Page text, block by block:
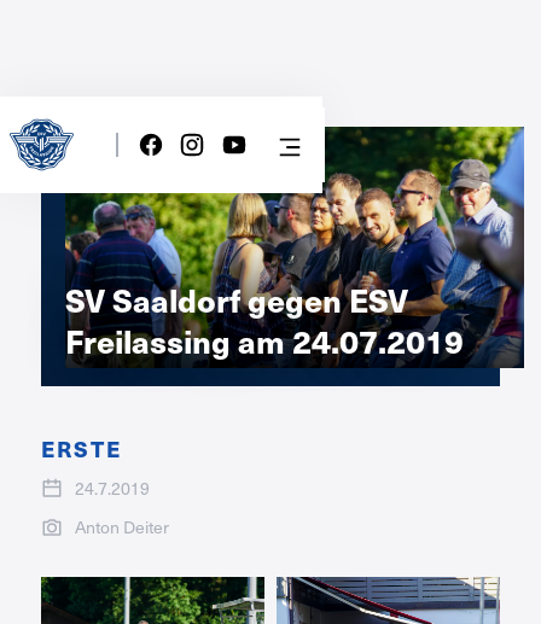
SV Saaldorf gegen ESV
Freilassing am 24.07.2019
ERSTE
24.7.2019
Anton Deiter